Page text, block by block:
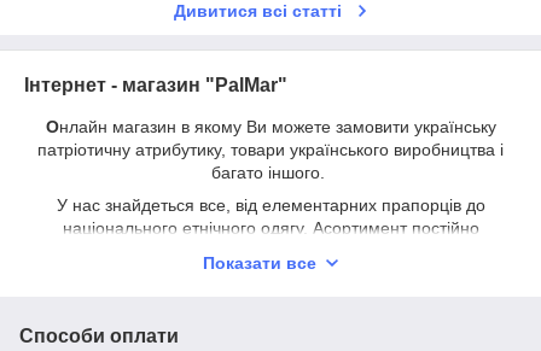
Дивитися всі статті
Інтернет - магазин "PalMar"
Онлайн магазин в якому Ви можете замовити українську
патріотичну атрибутику, товари українського виробництва і
багато іншого.
У нас знайдеться все, від елементарних прапорців до
національного етнічного одягу. Асортимент постійно
знайдете, те, що шукаєте серед запропонованого товару, не
Показати все
Способи оплати